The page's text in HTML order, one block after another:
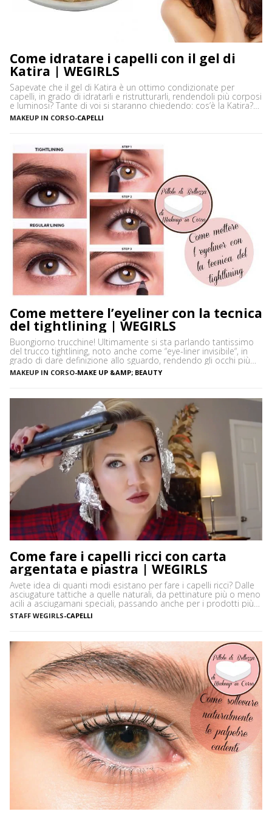
Come idratare i capelli con il gel di
Katira | WEGIRLS
Sapevate che il gel di Katira è un ottimo condizionate per
capelli, in grado di idratarli e ristrutturarli, rendendoli più corposi
e luminosi? Tante di voi si staranno chiedendo: cos’è la Katira?
La Katira o Gomma Adragante è una resina gelificante naturale
ottenuta dalla linfa essiccata di Astragalus gummifer, un piccolo
MAKEUP IN CORSO-CAPELLI
Come mettere l’eyeliner con la tecnica
del tightlining | WEGIRLS
Buongiorno trucchine! Ultimamente si sta parlando tantissimo
del trucco tightlining, noto anche come “eye-liner invisibile“, in
grado di dare definizione allo sguardo, rendendo gli occhi più
espressivi e le ciglia più folte. Ma di cosa si tratta precisamente?
Vediamo insieme cos’è tightlining e come farlo senza rischiare di
MAKEUP IN CORSO-MAKE UP &AMP; BEAUTY
Come fare i capelli ricci con carta
argentata e piastra | WEGIRLS
Avete idea di quanti modi esistano per fare i capelli ricci? Dalle
asciugature tattiche a quelle naturali, da pettinature più o meno
acili a asciugamani speciali, passando anche per i prodotti più
disparati. Avere i capelli ricci è uno must, ancor di più in estate,
quando ci vediamo più belle selvagge. Ci sono tanti modi […]
STAFF WEGIRLS-CAPELLI